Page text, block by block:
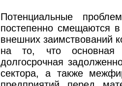
Потенциальные
постепенно смещаются в
внешних заимствований
на то, что основная
долгосрочная
сектора, а также